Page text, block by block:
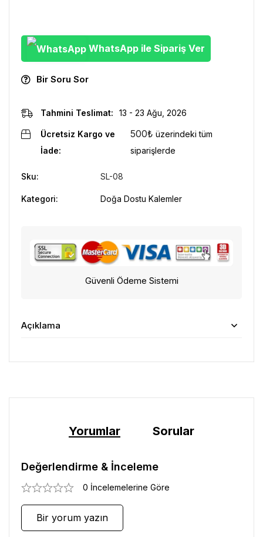
WhatsApp ile Sipariş Ver
Bir Soru Sor
Tahmini Teslimat: 13 - 23 Ağu, 2026
Ücretsiz Kargo ve
İade:
500₺ üzerindeki tüm
siparişlerde
Sku: SL-08
Kategori: Doğa Dostu Kalemler
Güvenli Ödeme Sistemi
Açıklama
Yorumlar Sorular
Değerlendirme & İnceleme
0 İncelemelerine Göre
Bir yorum yazın